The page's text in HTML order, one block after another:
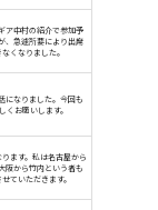
ア中村の紹介で参加予
、急遽所要により出席
くなりました。
になりました。今回も
くお願いします。
ます。私は名古屋から
阪から竹内という者も
ていただきます。